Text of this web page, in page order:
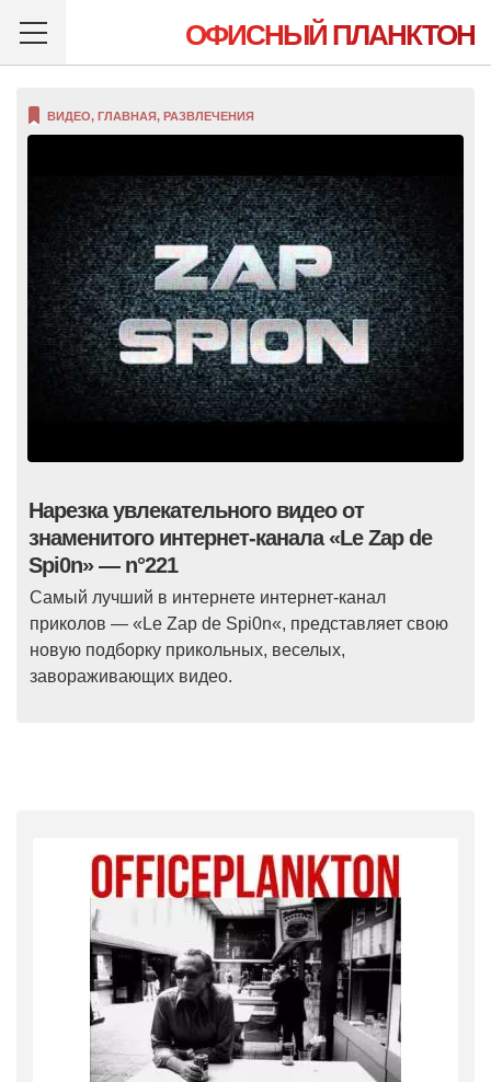
ОФИСНЫЙ ПЛАНКТОН
ВИДЕО, ГЛАВНАЯ, РАЗВЛЕЧЕНИЯ
Нарезка увлекательного видео от
знаменитого интернет-канала «Le Zap de
Spi0n» — n°221
Самый лучший в интернете интернет-канал
приколов — «Le Zap de Spi0n«, представляет свою
новую подборку прикольных, веселых,
завораживающих видео.